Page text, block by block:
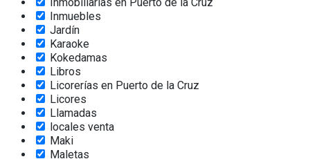
Inmuebles
Jardín
Karaoke
Kokedamas
Libros
Licorerías en Puerto de la Cruz
Licores
Llamadas
locales venta
Maki
Maletas